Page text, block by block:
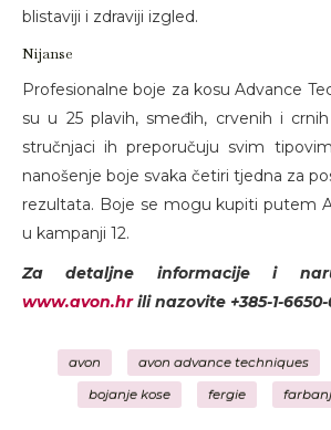
blistaviji i zdraviji izgled.
Nijanse
Profesionalne boje za kosu Advance
su u 25 plavih, smeđih, crvenih i
stručnjaci ih preporučuju svim
nanošenje boje svaka četiri tjedna za
rezultata. Boje se mogu kupiti putem
u kampanji 12.
Za detaljne informacije i
www.avon.hrili nazovite +385-1-6650-
avon avon advance techniques
bojanje kose fergie